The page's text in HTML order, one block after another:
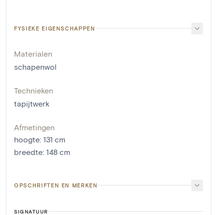
FYSIEKE EIGENSCHAPPEN
Materialen
schapenwol
Technieken
tapijtwerk
Afmetingen
hoogte: 131 cm
breedte: 148 cm
OPSCHRIFTEN EN MERKEN
SIGNATUUR